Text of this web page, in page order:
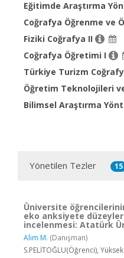
Eğitimde Araştırma
Coğrafya Öğrenme ve
Fiziki Coğrafya II
Coğrafya Öğretimi I
Türkiye Turizm
Öğretim Teknolojileri
Bilimsel Araştırma
Yönetilen Tezler 15
Üniversite
eko anksiyete
incelenmesi: Atatürk
Alım M. (Danışman)
S.PELİTOĞLU(Öğrenci),